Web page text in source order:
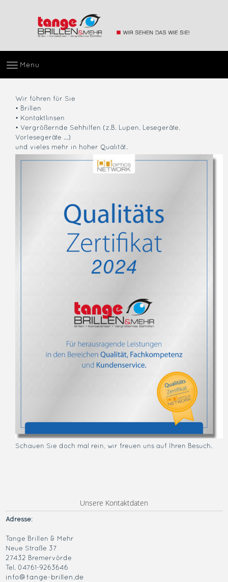
Menu
Wir führen für Sie
• Brillen
• Kontaktlinsen
• Vergrößernde Sehhilfen (z.B. Lupen, Lesegeräte,
Vorlesegeräte ...)
und vieles mehr in hoher Qualität.
Schauen Sie doch mal rein, wir freuen uns auf Ihren Besuch.
Unsere Kontaktdaten
Adresse:
Tange Brillen & Mehr
Neue Straße 37
27432 Bremervörde
Tel. 04761-9263646
info@tange-brillen.de